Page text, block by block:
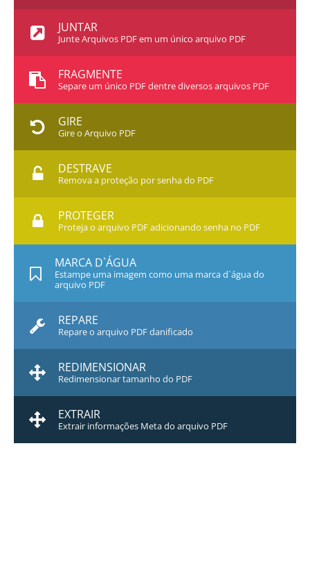
JUNTAR
Junte Arquivos PDF em um único arquivo PDF
FRAGMENTE
Separe um único PDF dentre diversos arquivos PDF
GIRE
Gire o Arquivo PDF
DESTRAVE
Remova a proteção por senha do PDF
PROTEGER
Proteja o arquivo PDF adicionando senha no PDF
MARCA D`ÁGUA
Estampe uma imagem como uma marca d`água do
arquivo PDF
REPARE
Repare o arquivo PDF danificado
REDIMENSIONAR
Redimensionar tamanho do PDF
EXTRAIR
Extrair informações Meta do arquivo PDF